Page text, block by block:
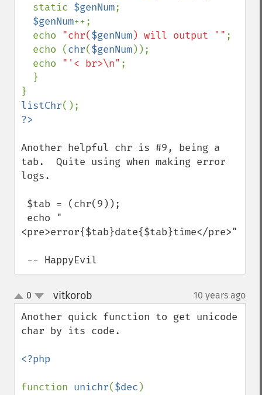
  static
$genNum;
$genNum++;
  echo
"chr($genNum) will output '" ;
  echo (
chr($genNum));
  echo
"'< br>\n" ;
listChr
Another helpful chr is #9, being a
tab.  Quite using when making error
logs.
<pre>error{$tab}date{$tab}time</pre>";
-- HappyEvil
up
down
0 vitkorob 10 years ago
Another quick function to get unicode
char by its code.
<?php
function unichr($dec )